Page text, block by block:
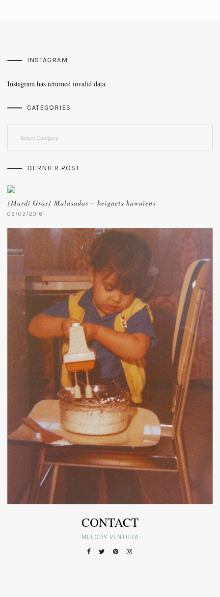
INSTAGRAM
Instagram has returned invalid data.
CATEGORIES
DERNIER POST
{Mardi Gras} Malasadas – beignets hawaïens
09/02/2016
CONTACT
MELODY VENTURA